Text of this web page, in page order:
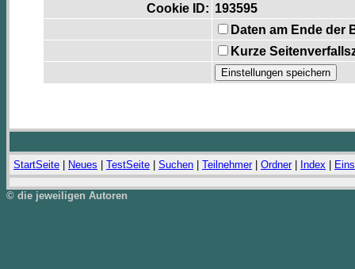
Cookie ID: 193595
Daten am Ende der
Kurze
StartSeite Neues TestSeite Suchen Teilnehmer| Ordner| Index
© die jeweiligen Autoren